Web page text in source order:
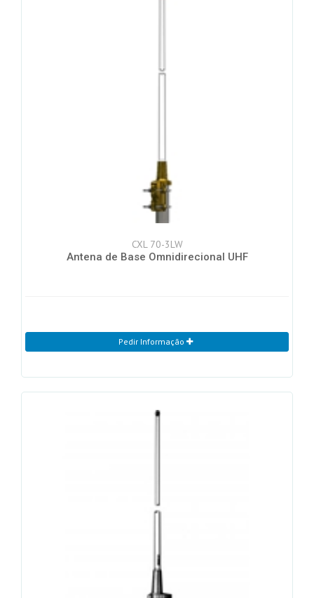
CXL 70-3LW
Antena de Base Omnidirecional UHF
Pedir Informação